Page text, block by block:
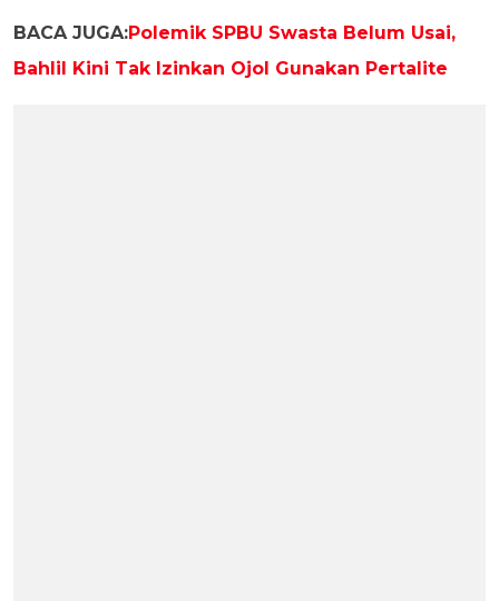
BACA JUGA:Polemik SPBU Swasta Belum Usai,
Bahlil Kini Tak Izinkan Ojol Gunakan Pertalite